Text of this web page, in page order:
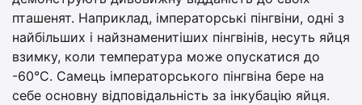
пташенят. Наприклад, імператорські пінгвіни, одні з
найбільших і найзнаменитіших пінгвінів, несуть яйця
взимку, коли температура може опускатися до
-60°C. Самець імператорського пінгвіна бере на
себе основну відповідальність за інкубацію яйця.